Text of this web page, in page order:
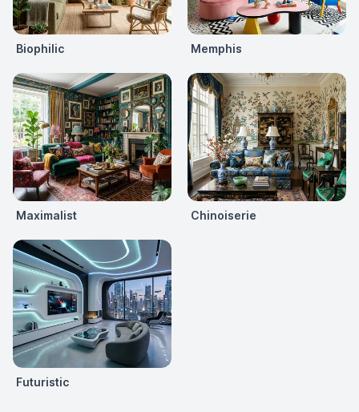
Biophilic Memphis
Maximalist Chinoiserie
Futuristic